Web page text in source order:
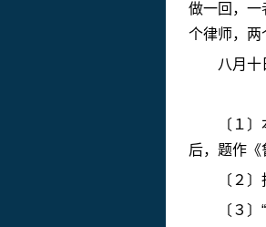
做一回，一
个律师，两
八月十
〔１〕本
后，题作《
〔２〕指
〔３〕“